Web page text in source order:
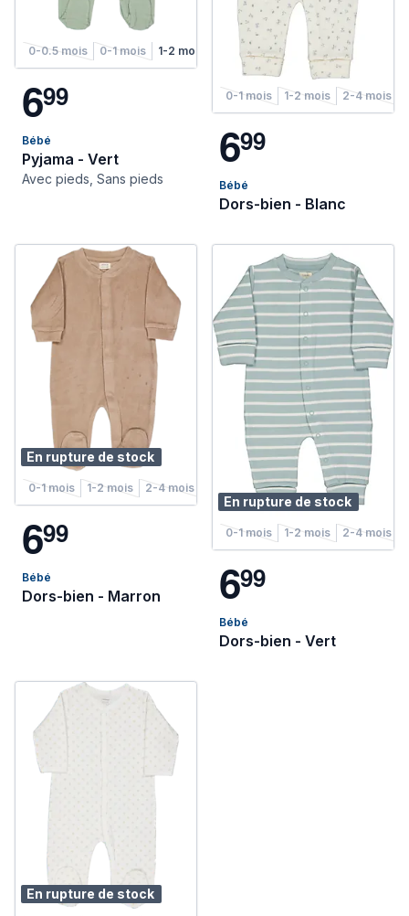
0-0.5 mois 0-1 mois 1-2 mois 2-4 mois 4-6 mois
699
Bébé
Pyjama - Vert
Avec pieds, Sans pieds
0-1 mois 1-2 mois 2-4 mois
699
Bébé
Dors-bien - Blanc
En rupture de stock
0-1 mois 1-2 mois 2-4 mois 4-6 mois
699
Bébé
Dors-bien - Marron
En rupture de stock
0-1 mois 1-2 mois 2-4 mois
699
Bébé
Dors-bien - Vert
En rupture de stock